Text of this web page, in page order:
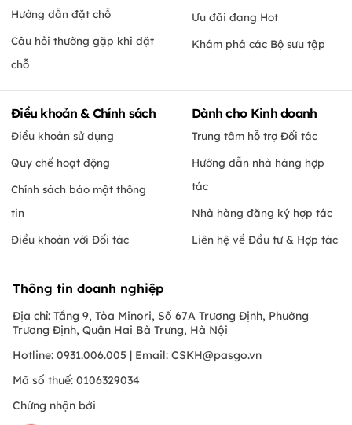
Hướng dẫn đặt chỗ
Câu hỏi thường gặp khi đặt
chỗ
Ưu đãi đang Hot
Khám phá các Bộ sưu tập
Điều khoản & Chính sách
Điều khoản sử dụng
Quy chế hoạt động
Chính sách bảo mật thông
tin
Điều khoản với Đối tác
Dành cho Kinh doanh
Trung tâm hỗ trợ Đối tác
Hướng dẫn nhà hàng hợp
tác
Nhà hàng đăng ký hợp tác
Liên hệ về Đầu tư & Hợp tác
Thông tin doanh nghiệp
Địa chỉ: Tầng 9, Tòa Minori, Số 67A Trương Định, Phường
Trương Định, Quận Hai Bà Trưng, Hà Nội
Hotline: 0931.006.005 | Email: CSKH@pasgo.vn
Mã số thuế: 0106329034
Chứng nhận bởi